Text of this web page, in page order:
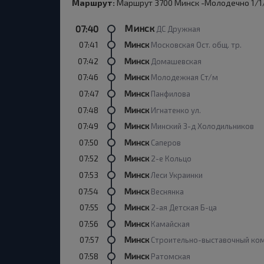
Маршрут: Маршрут 3700 Минск -Молодечно 1/
07:40 Минск ДС Дружная
07:41 Минск Московская Ост. общ. тр.
07:42 Минск Домашевская
07:46 Минск Молодежная Ст/м
07:47 Минск Панфилова
07:48 Минск Игнатенко ул.
07:49 Минск Минский З-д Холодильников
07:50 Минск Саперов
07:52 Минск 2-е Кольцо
07:53 МинскЛеси Украинки
07:54 Минск Веснянка
07:55 Минск 2-ая Детская Б-ца
07:56 Минск Камайская
07:57 Минск Строительно-выставочный
07:58 Минск Ратомская